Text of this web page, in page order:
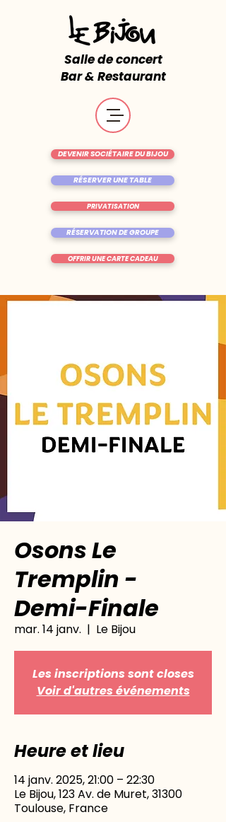
Salle de concert
Bar & Restaurant
RÉSERVER UNE TABLE
OFFRIR UNE CARTE CADEAU
DEVENIR SOCIÉTAIRE DU BIJOU
RÉSERVATION DE GROUPE
PRIVATISATION
Osons Le
Tremplin -
Demi-Finale
mar. 14 janv.
  |
Le Bijou
Les inscriptions sont closes
Voir d'autres événements
Heure et lieu
14 janv. 2025, 21:00 – 22:30
Le Bijou, 123 Av. de Muret, 31300
Toulouse, France